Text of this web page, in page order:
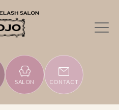
SALON CONTACT